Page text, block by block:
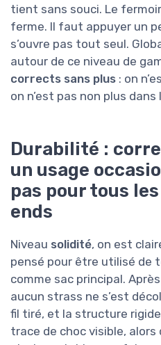
tient sans souci. Le
ferme. Il faut appuyer un
s’ouvre pas tout seul.
autour de ce niveau de
corrects sans plus : on
on n’est pas non plus
Durabilité :
un usage
pas pour tous
ends
Niveau solidité, on est
pensé pour être utilisé de
comme sac principal.
aucun strass ne s’est
fil tiré, et la structure rigide
trace de choc visible, alors